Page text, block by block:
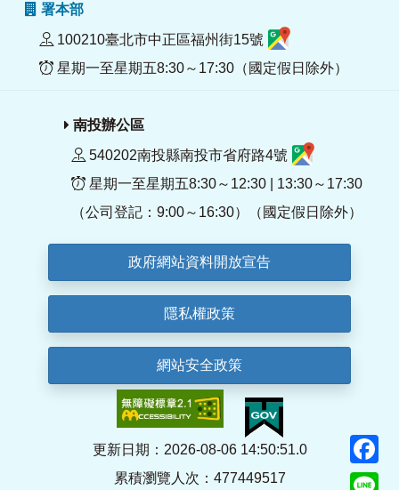
署本部
100210臺北市中正區福州街15號
星期一至星期五8:30～17:30（國定假日除外）
南投辦公區
540202南投縣南投市省府路4號
星期一至星期五8:30～12:30 | 13:30～17:30
（公司登記：9:00～16:30）（國定假日除外）
政府網站資料開放宣告
隱私權政策
網站安全政策
更新日期：2026-08-06 14:50:51.0
累積瀏覽人次：477449517